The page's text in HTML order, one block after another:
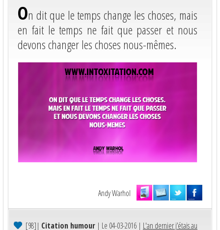
On dit que le temps change les choses, mais
en fait le temps ne fait que passer et nous
devons changer les choses nous-mêmes.
Andy Warhol
[98]| Citation humour | Le 04-03-2016 | L'an dernier j’étais au